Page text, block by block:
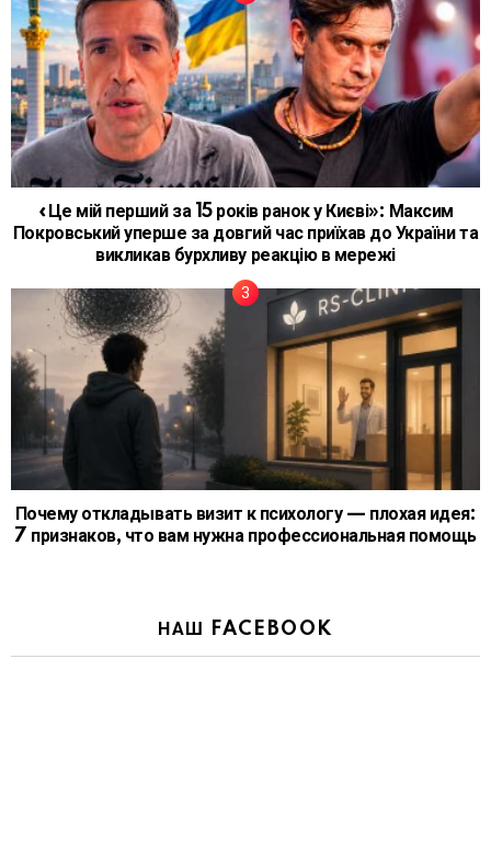
«Це мій перший за 15 років ранок у Києві»: Максим
Покровський уперше за довгий час приїхав до України та
викликав бурхливу реакцію в мережі
Почему откладывать визит к психологу — плохая идея:
7 признаков, что вам нужна профессиональная помощь
НАШ FACEBOOK